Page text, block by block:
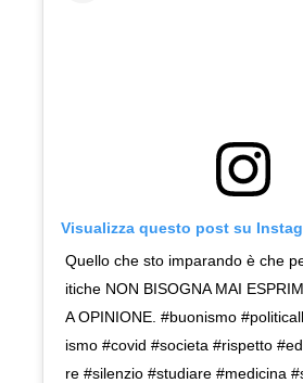
Visualizza questo post su
Quello che sto imparando è che
itiche NON BISOGNA MAI
A OPINIONE. #buonismo
ismo #covid #societa #rispetto
re #silenzio #studiare #medicina